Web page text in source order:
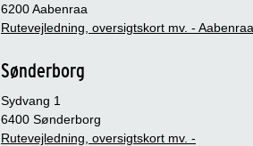
6200 Aabenraa
Rutevejledning, oversigtskort mv. - Aabenraa
Sønderborg
Sydvang 1
6400 Sønderborg
Rutevejledning, oversigtskort mv. -